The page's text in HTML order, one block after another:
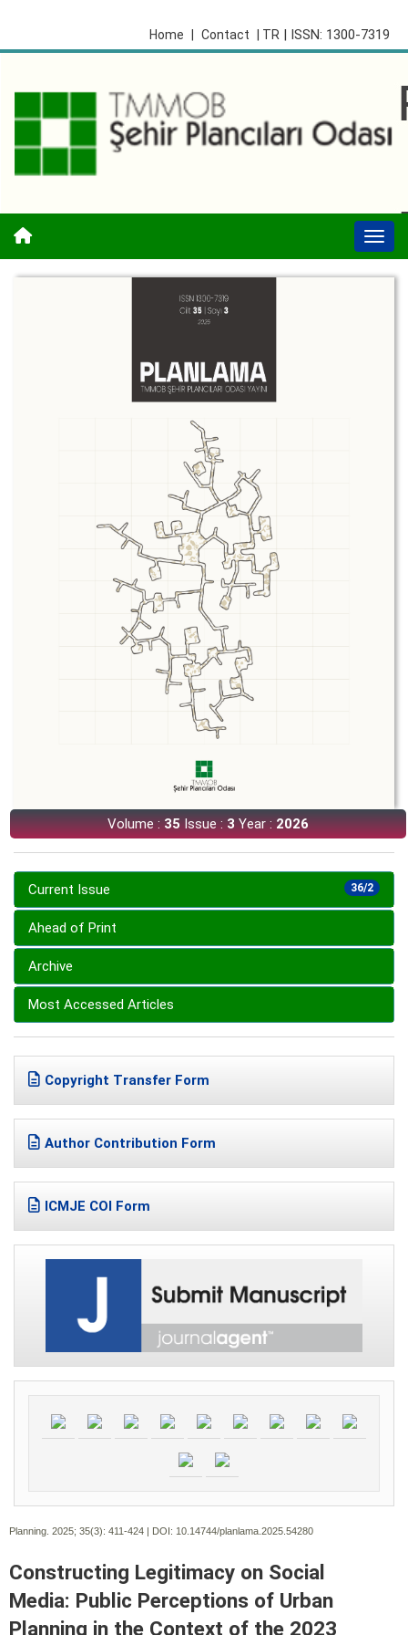
| ISSN: 1300-7319
| TR
Contact
Home
Volume :35Issue :3Year :2026
36/2
Current Issue
Ahead of Print
Archive
Most Accessed Articles
Copyright Transfer Form
Author Contribution Form
ICMJE COI Form
Planning. 2025; 35(3): 411-424 | DOI: 10.14744/planlama.2025.54280
Constructing Legitimacy on Social
Media: Public Perceptions of Urban
Planning in the Context of the 2023